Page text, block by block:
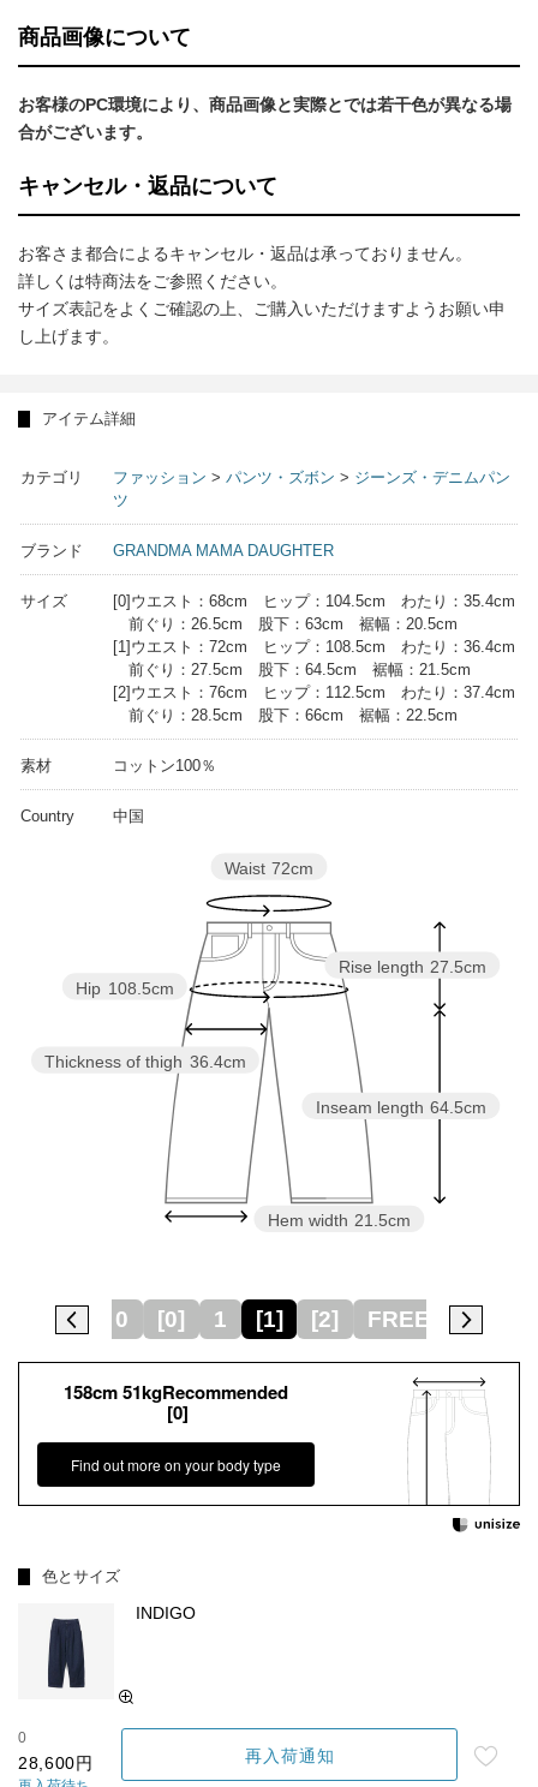
商品画像について
お客様のPC環境により、商品画像と実際とでは若干色が異なる場
合がございます。
キャンセル・返品について
お客さま都合によるキャンセル・返品は承っておりません。
詳しくは特商法をご参照ください。
サイズ表記をよくご確認の上、ご購入いただけますようお願い申
し上げます。
アイテム詳細
カテゴリ ファッション > パンツ・ズボン > ジーンズ・デニムパン
ツ
ブランド GRANDMA MAMA DAUGHTER
サイズ
[0]ウエスト：68cm ヒップ：104.5cm わたり：35.4cm
前ぐり：26.5cm 股下：63cm 裾幅：20.5cm
[1]ウエスト：72cm ヒップ：108.5cm わたり：36.4cm
前ぐり：27.5cm 股下：64.5cm 裾幅：21.5cm
[2]ウエスト：76cm ヒップ：112.5cm わたり：37.4cm
前ぐり：28.5cm 股下：66cm 裾幅：22.5cm
素材 コットン100％
Country 中国
Inseam length 64.5cm
Rise length 27.5cm
Hem width 21.5cm
Thickness of thigh 36.4cm
Hip 108.5cm
Waist 72cm
0 [0] 1 [1] [2] FREE 2
158cm 51kgRecommended
[0]
Find out more on your body type
色とサイズ
INDIGO
0
28,600円 再入荷通知